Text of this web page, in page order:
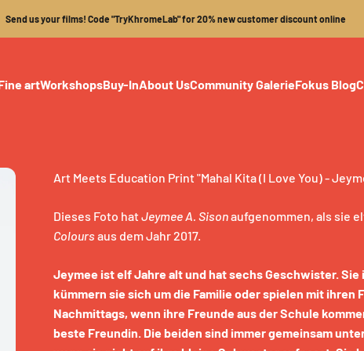
Send us your films! Code "TryKhromeLab" for 20% new customer discount online
artWorkshopsBuy-InAbout UsCommunity GalerieFokus Blog
Art Meets Education Print "Mahal Kita (I Love You) -
Dieses Foto hatJeymee A. Sisonaufgenommen, als sie
Coloursaus dem Jahr 2017.
Jeymee ist elf Jahre alt und hat sechs Geschwister.
kümmern sie sich um die Familie oder spielen mit
Nachmittags, wenn ihre Freunde aus der Schule
beste Freundin. Die beiden sind immer gemeinsam